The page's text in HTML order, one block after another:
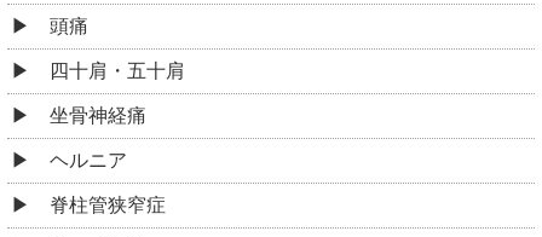
頭痛
四十肩・五十肩
坐骨神経痛
ヘルニア
脊柱管狭窄症